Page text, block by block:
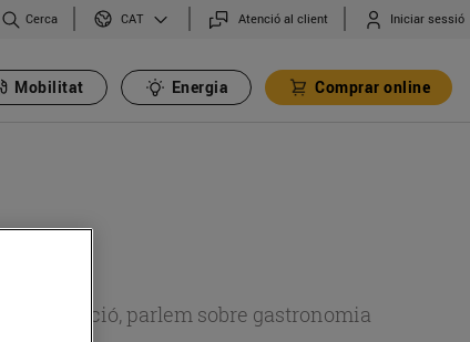
Cerca CAT Atenció al client Iniciar sessió
Mobilitat Energia Comprar online
parlem sobre gastronomia